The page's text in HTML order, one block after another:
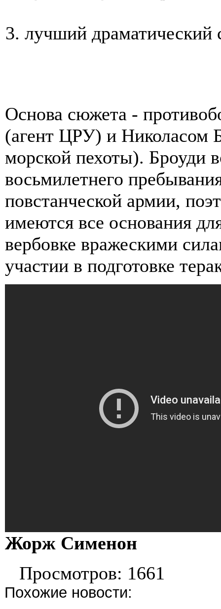
лучший драматический
Основа сюжета -
(агент ЦРУ) и Николасом
морской пехоты). Броуди
восьмилетнего
повстанческой армии,
имеются все основания
вербовке вражескими
участии в подготовке
Жорж Сименон
Просмотров: 1661
Похожие новости: